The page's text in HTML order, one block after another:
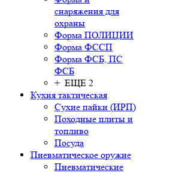
снаряжения для
охраны
Форма ПОЛИЦИИ
Форма ФССП
Форма ФСБ, ПС
ФСБ
+ ЕЩЕ 2
Кухня тактическая
Сухие пайки (ИРП)
Походные плиты и
топливо
Посуда
Пневматическое оружие
Пневматические